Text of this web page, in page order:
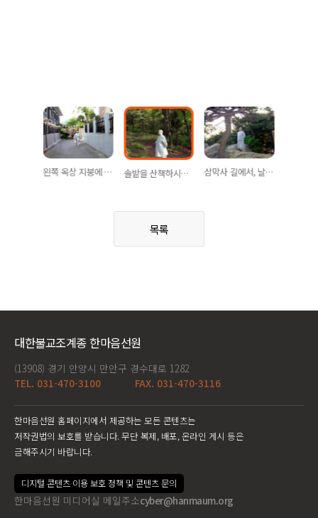
왼쪽 옥상 지붕에 옛 3층법당이 보입니다. 솔밭을 산책하시는 선사 삼막사 길에서, 날짜 미상
목록
대한불교조계종 한마음선원
(13908) 경기 안양시 만안구 경수대로 1282
TEL. 031-470-3100
FAX. 031-470-3116
한마음선원 홈페이지에서 제공하는 모든 콘텐츠는
저작권법의 보호를 받습니다. 무단 복제, 배포, 온라인 게시 등은
금해주시기 바랍니다.
디지털 콘텐츠 이용 보호 정책 및 콘텐츠 문의
한마음선원 미디어실 메일주소cyber@hanmaum.org